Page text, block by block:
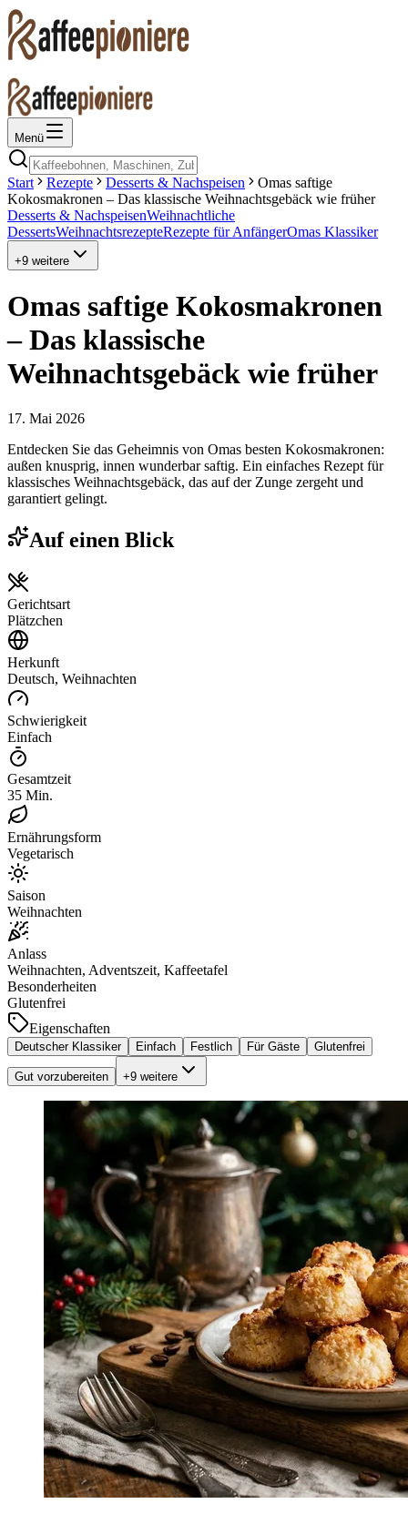
Menü
Start Rezepte Desserts & Nachspeisen
Omas saftige
Kokosmakronen – Das klassische Weihnachtsgebäck wie früher
Desserts & NachspeisenWeihnachtliche
DessertsWeihnachtsrezepteRezepte für AnfängerOmas Klassiker
+9 weitere
Omas saftige Kokosmakronen
– Das klassische
Weihnachtsgebäck wie früher
17. Mai 2026
Entdecken Sie das Geheimnis von Omas besten Kokosmakronen:
außen knusprig, innen wunderbar saftig. Ein einfaches Rezept für
klassisches Weihnachtsgebäck, das auf der Zunge zergeht und
garantiert gelingt.
Auf einen Blick
Gerichtsart
Plätzchen
Herkunft
Deutsch, Weihnachten
Schwierigkeit
Einfach
Gesamtzeit
35 Min.
Ernährungsform
Vegetarisch
Saison
Weihnachten
Anlass
Weihnachten, Adventszeit, Kaffeetafel
Besonderheiten
Glutenfrei
Eigenschaften
Deutscher Klassiker Einfach Festlich Für Gäste Glutenfrei
Gut vorzubereiten +9 weitere